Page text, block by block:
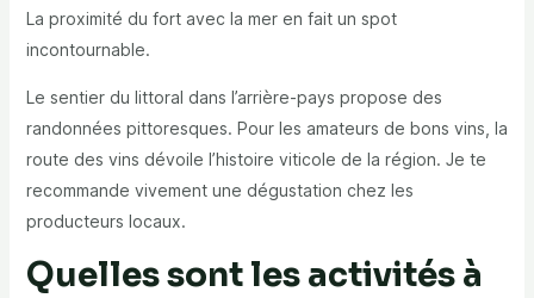
La proximité du fort avec la mer en fait un spot
incontournable.
Le sentier du littoral dans l’arrière-pays propose des
randonnées pittoresques. Pour les amateurs de bons vins, la
route des vins dévoile l’histoire viticole de la région. Je te
recommande vivement une dégustation chez les
producteurs locaux.
Quelles sont les activités à